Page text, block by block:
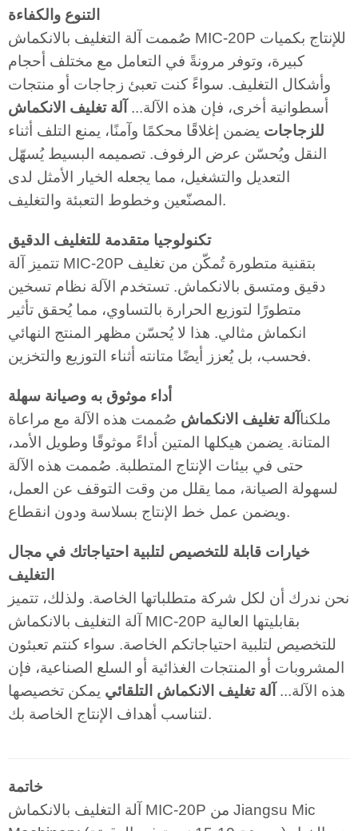
التنوع والكفاءة
صُممت آلة التغليف بالانكماش MIC-20P للإنتاج بكميات
كبيرة، وتوفر مرونةً في التعامل مع مختلف أحجام
وأشكال التغليف. سواءً كنت تعبئ زجاجات أو منتجات
أسطوانية أخرى، فإن هذه الآلة... آلة تغليف الانكماش
للزجاجات يضمن إغلاقًا محكمًا وآمنًا، يمنع التلف أثناء
النقل ويُحسّن عرض الرفوف. تصميمه البسيط يُسهّل
التعديل والتشغيل، مما يجعله الخيار الأمثل لدى
المصنّعين وخطوط التعبئة والتغليف.
تكنولوجيا متقدمة للتغليف الدقيق
تتميز آلة MIC-20P بتقنية متطورة تُمكّن من تغليف
دقيق ومتسق بالانكماش. تستخدم الآلة نظام تسخين
متطورًا لتوزيع الحرارة بالتساوي، مما يُحقق تأثير
انكماش مثالي. هذا لا يُحسّن مظهر المنتج النهائي
فحسب، بل يُعزز أيضًا متانته أثناء التوزيع والتخزين.
أداء موثوق به وصيانة سهلة
ملكنا آلة تغليف الانكماش صُممت هذه الآلة مع مراعاة
المتانة. يضمن هيكلها المتين أداءً موثوقًا وطويل الأمد،
حتى في بيئات الإنتاج المتطلبة. صُممت هذه الآلة
لسهولة الصيانة، مما يقلل من وقت التوقف عن العمل،
ويضمن عمل خط الإنتاج بسلاسة ودون انقطاع.
خيارات قابلة للتخصيص لتلبية احتياجاتك في مجال
التغليف
نحن ندرك أن لكل شركة متطلباتها الخاصة. ولذلك، تتميز
آلة التغليف بالانكماش MIC-20P بقابليتها العالية
للتخصيص لتلبية احتياجاتكم الخاصة. سواء كنتم تعبئون
المشروبات أو المنتجات الغذائية أو السلع الصناعية، فإن
هذه الآلة... آلة تغليف الانكماش التلقائي يمكن تخصيصها
لتناسب أهداف الإنتاج الخاصة بك.
خاتمة
آلة التغليف بالانكماش MIC-20P من Jiangsu Mic